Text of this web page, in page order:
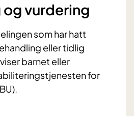
og vurdering
som har hatt
eller tidlig
barnet eller
for